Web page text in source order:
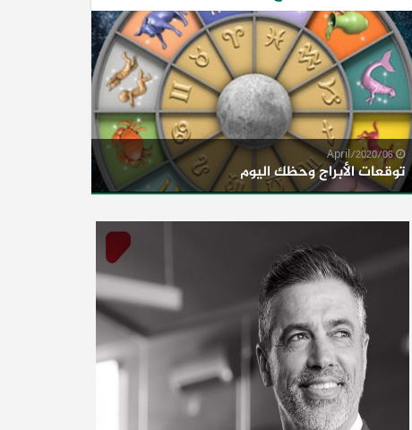
06/April/2020
توقعات الأبراج وحظك اليوم